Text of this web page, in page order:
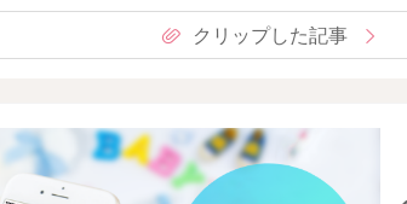
クリップした記事